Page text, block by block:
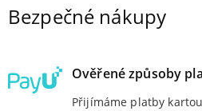
Bezpečné nákupy
Ověřené způsoby
Přijímáme platby